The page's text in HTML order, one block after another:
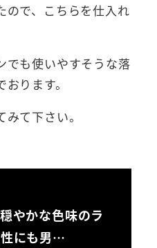
ので、こちらを仕入れ
でも使いやすそうな落
ります。
て下さい。
やかな色味のラ
にも男…